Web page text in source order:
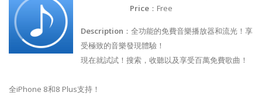
Price ：Free
Description ：全功能的免費音樂播放器和流光！享
受極致的音樂發現體驗！
現在就試試！搜索，收聽以及享受百萬免費歌曲！
全iPhone 8和8 Plus支持！